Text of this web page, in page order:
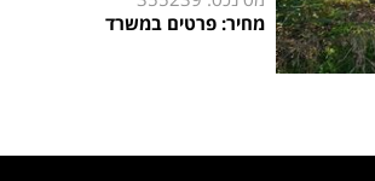
מחיר: פרטים במשרד